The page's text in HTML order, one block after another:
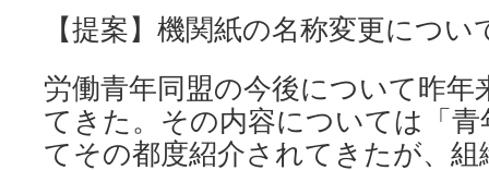
【提案】機関紙の名称変更につい
労働青年同盟の今後について昨年
てきた。その内容については「
てその都度紹介されてきたが、